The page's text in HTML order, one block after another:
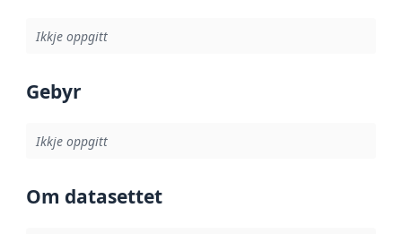
Ikkje oppgitt
Gebyr
Ikkje oppgitt
Om datasettet